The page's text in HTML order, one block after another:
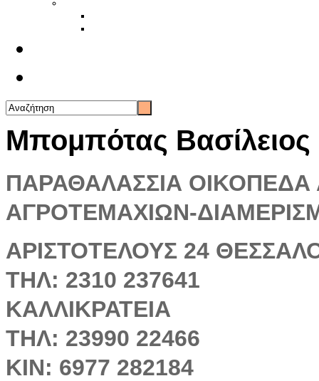
Μπομπότας Βασίλειος
ΠΑΡΑΘΑΛΑΣΣΙΑ
ΑΓΡΟΤΕΜΑΧΙΩΝ-
ΑΡΙΣΤΟΤΕΛΟΥΣ 24
ΤΗΛ: 2310 237641
ΚΑΛΛΙΚΡΑΤΕΙΑ
ΤΗΛ: 23990 22466
ΚΙΝ: 6977 282184